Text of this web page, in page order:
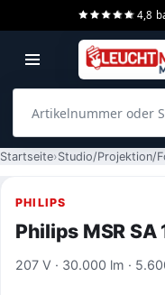
4,8
Startseite Studio/Projektion/
PHILIPS
Philips MSR
207 V · 30.000 lm ·